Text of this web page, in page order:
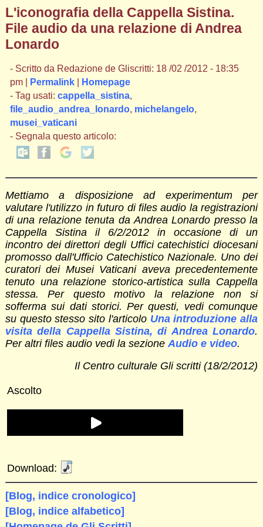
L'iconografia della Cappella Sistina.
File audio da una relazione di Andrea
Lonardo
- Scritto da Redazione de Gliscritti: 18 /02 /2012 - 18:35
pm |
Permalink|
Homepage
- Tag usati: cappella_sistina,
file_audio_andrea_lonardo, michelangelo,
musei_vaticani
- Segnala questo articolo:
Mettiamo a disposizione ad experimentum per
valutare l'utilizzo in futuro di files audio la registrazioni
di una relazione tenuta da Andrea Lonardo presso la
Cappella Sistina il 6/2/2012 in occasione di un
incontro dei direttori degli Uffici catechistici diocesani
promosso dall'Ufficio Catechistico Nazionale. Uno dei
curatori dei Musei Vaticani aveva precedentemente
tenuto una relazione storico-artistica sulla Cappella
stessa. Per questo motivo la relazione non si
sofferma sui dati storici. Per questi, vedi comunque
su questo stesso sito l'articolo Una introduzione alla
visita della Cappella Sistina, di Andrea Lonardo.
Per altri files audio vedi la sezione Audio e video.
Il Centro culturale Gli scritti (18/2/2012)
Ascolto
Download:
[Blog, indice cronologico]
[Blog, indice alfabetico]